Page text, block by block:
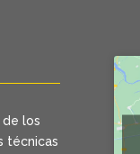
los
técnicas